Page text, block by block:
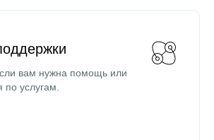
вам нужна помощь или
по услугам.